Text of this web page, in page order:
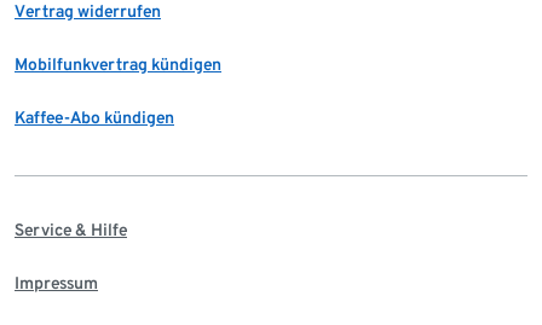
Vertrag widerrufen
Mobilfunkvertrag kündigen
Kaffee-Abo kündigen
Service & Hilfe
Impressum